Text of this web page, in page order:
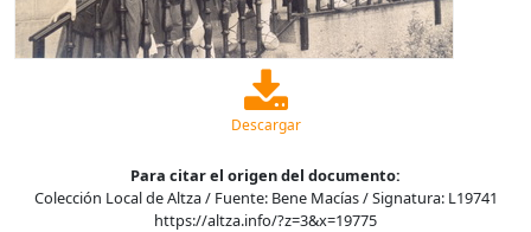
Descargar
Para citar el origen del documento:
Colección Local de Altza / Fuente: Bene Macías / Signatura: L19741
https://altza.info/?z=3&x=19775